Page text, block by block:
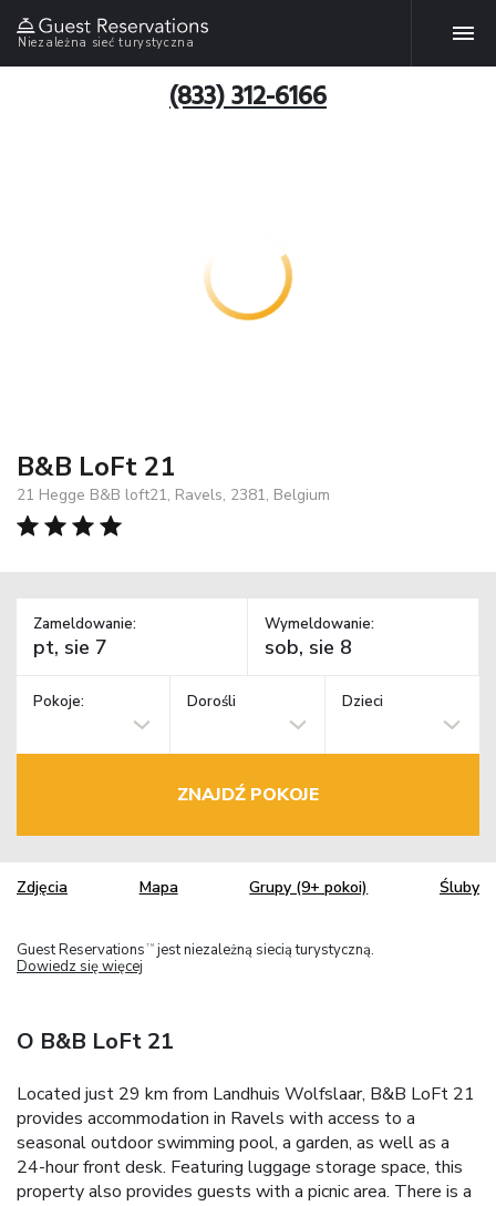
Niezależna sieć turystyczna
(833) 312-6166
B&B LoFt 21
21 Hegge B&B loft21, Ravels, 2381, Belgium
Zameldowanie: Wymeldowanie:
Pokoje: Dorośli Dzieci
ZNAJDŹ POKOJE
Zdjęcia Mapa Grupy (9+ pokoi) Śluby
Guest Reservations TM jest niezależną siecią turystyczną.
Dowiedz się więcej
O B&B LoFt 21
Located just 29 km from Landhuis Wolfslaar, B&B LoFt 21
provides accommodation in Ravels with access to a
seasonal outdoor swimming pool, a garden, as well as a
24-hour front desk. Featuring luggage storage space, this
property also provides guests with a picnic area. There is a